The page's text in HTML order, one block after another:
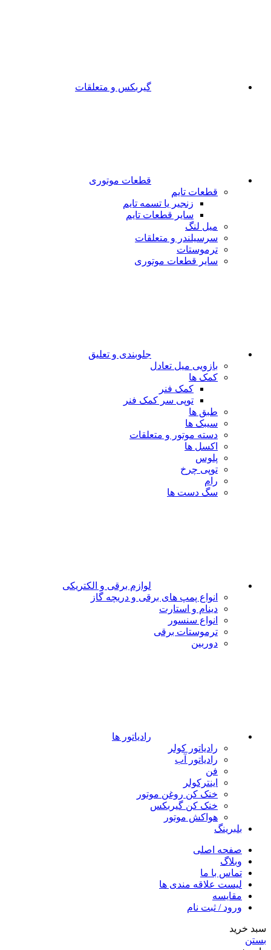
گیربکس و متعلقات
قطعات موتوری
قطعات تایم
زنجیر یا تسمه تایم
سایر قطعات تایم
میل لنگ
سرسیلندر و متعلقات
ترموستات
سایر قطعات موتوری
جلوبندی و تعلیق
بازویی میل تعادل
کمک ها
کمک فنر
توپی سر کمک فنر
طبق ها
سیبک ها
دسته موتور و متعلقات
اکسل ها
پلوس
توپی چرخ
رام
سگ دست ها
لوازم برقی و الکتریکی
انواع پمپ های برقی و دریچه گاز
دینام و استارت
انواع سنسور
ترموستات برقی
دوربین
رادیاتور ها
رادیاتور کولر
رادیاتور آب
فن
اینترکولر
خنک کن روغن موتور
خنک کن گیربکس
هواکش موتور
بلبرینگ
صفحه اصلی
وبلاگ
تماس با ما
لیست علاقه مندی ها
مقایسه
ورود / ثبت نام
سبد خرید
بستن